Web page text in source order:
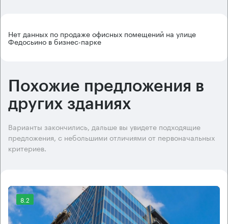
Нет данных по продаже офисных помещений на улице
Федосьино в бизнес-парке
Похожие предложения в
других зданиях
Варианты закончились, дальше вы увидете подходящие
предложения, с небольшими отличиями от первоначальных
критериев.
8.2